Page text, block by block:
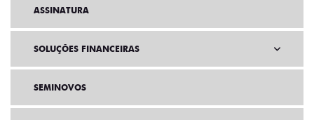
ASSINATURA
SOLUÇÕES FINANCEIRAS
SEMINOVOS